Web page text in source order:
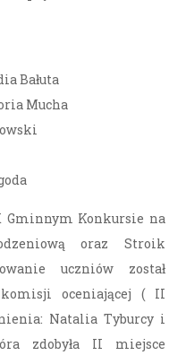
Bałuta
Mucha
Gminnym Konkursie na
oraz Stroik
uczniów został
komisji oceniającej ( II
Natalia Tyburcy i
zdobyła II miejsce